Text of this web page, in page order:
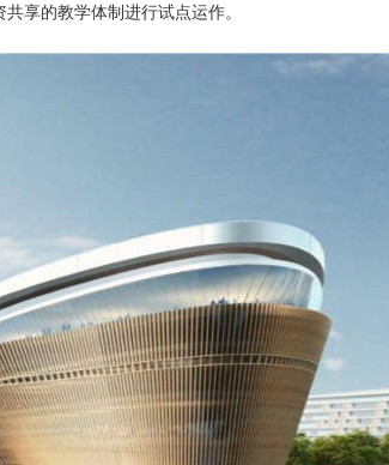
享的教学体制进行试点运作。